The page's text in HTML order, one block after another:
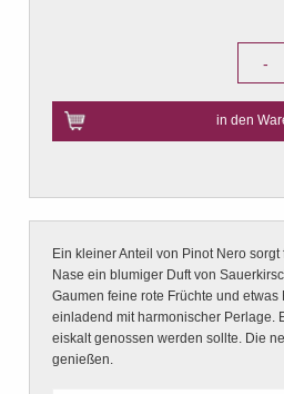
-
in den
Ein kleiner Anteil von Pinot Nero
Nase ein blumiger Duft von
Gaumen feine rote Früchte und etwas
einladend mit harmonischer Perlage.
eiskalt genossen werden sollte. Die
genießen.